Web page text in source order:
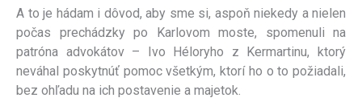
A to je hádam i dôvod, aby sme si, aspoň niekedy a nielen
počas prechádzky po Karlovom moste, spomenuli na
patróna advokátov – Ivo Héloryho z Kermartinu, ktorý
neváhal poskytnúť pomoc všetkým, ktorí ho o to požiadali,
bez ohľadu na ich postavenie a majetok.